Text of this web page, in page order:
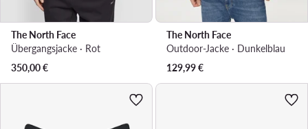
The North Face
Übergangsjacke · Rot
350,00€
The North Face
Outdoor-Jacke · Dunkelblau
129,99€